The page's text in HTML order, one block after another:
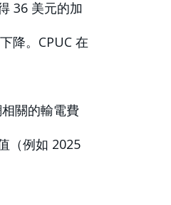
36 美元的加
降。CPUC 在
關的輸電費
（例如 2025